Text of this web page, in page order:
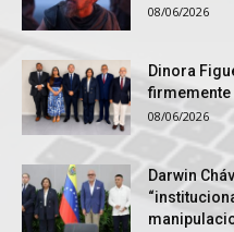
08/06/2026
Dinora
firmemente
08/06/2026
Darwin